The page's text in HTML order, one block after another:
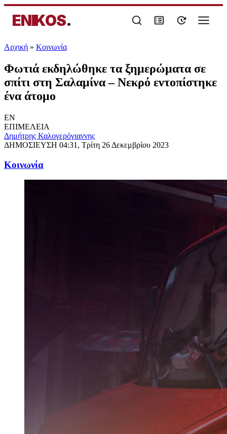
ENIKOS.
Αρχική » Κοινωνία
Φωτιά εκδηλώθηκε τα ξημερώματα σε
σπίτι στη Σαλαμίνα – Νεκρό εντοπίστηκε
ένα άτομο
EN
ΕΠΙΜΕΛΕΙΑ
Δημήτρης Καλογερόγιαννης
ΔΗΜΟΣΙΕΥΣΗ 04:31, Τρίτη 26 Δεκεμβρίου 2023
Κοινωνία